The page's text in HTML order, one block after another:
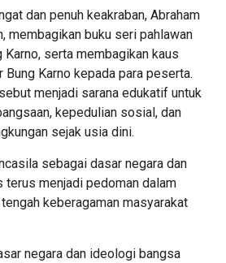
dan penuh keakraban, Abraham
membagikan buku seri pahlawan
Karno, serta membagikan kaus
Karno kepada para peserta.
menjadi sarana edukatif untuk
kepedulian sosial, dan
sejak usia dini.
sebagai dasar negara dan
terus menjadi pedoman dalam
keberagaman masyarakat
negara dan ideologi bangsa